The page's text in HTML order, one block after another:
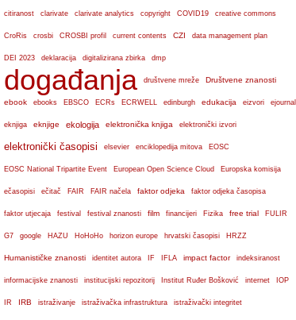
citiranost clarivate clarivate analytics copyright COVID19 creative commons
CroRis crosbi CROSBI profil current contents CZI data management plan
DEI 2023 deklaracija digitalizirana zbirka dmp
događanja društvene mreže Društvene znanosti
ebook ebooks EBSCO ECRs ECRWELL edinburgh edukacija eizvori ejournal
eknjiga eknjige ekologija elektronička knjiga elektronički izvori
elektronički časopisi elsevier enciklopedija mitova EOSC
EOSC National Tripartite Event European Open Science Cloud Europska komisija
ečasopisi ečitač FAIR FAIR načela faktor odjeka faktor odjeka časopisa
faktor utjecaja festival festival znanosti film financijeri Fizika free trial FULIR
G7 google HAZU HoHoHo horizon europe hrvatski časopisi HRZZ
Humanističke znanosti identitet autora IF IFLA impact factor indeksiranost
informacijske znanosti institucijski repozitorij Institut Ruđer Bošković internet IOP
IR IRB istraživanje istraživačka infrastruktura istraživački integritet